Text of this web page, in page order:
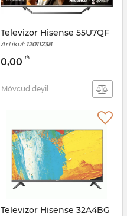
Televizor Hisense 55U7QF
Artikul: 12011238
0,00 ₼
Mövcud deyil
Televizor Hisense 32A4BG